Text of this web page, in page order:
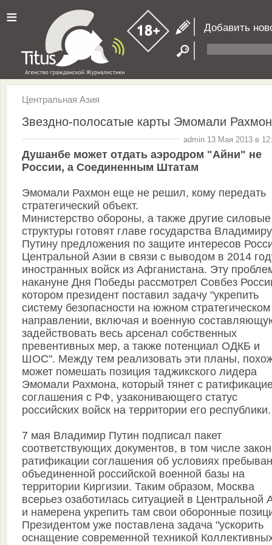
≡ Добавить
Центральная Азия
Звездно-полосатые карты Эмомали
admin 13 Мая 2013 в
Душанбе может отдать аэродром "Айни" не
России, а Соединенным Штатам
Эмомали Рахмон еще не решил, кому передать
стратегический объект.
Министерство обороны, а также другие силовые
структуры готовят главе государства Владимиру
Путину предложения по защите интересов
Центральной Азии в связи с выводом в 2014
иностранных войск из Афганистана. Эту
накануне Дня Победы рассмотрел Совбез
котором президент поставил задачу "укрепить
систему безопасности на южном стратегическом
направлении, включая и военную
задействовать весь арсенал собственных
превентивных мер, а также потенциал ОДКБ и
ШОС". Между тем реализовать эти планы,
может помешать позиция таджикского лидера
Эмомали Рахмона, который тянет с
соглашения с РФ, узаконивающего статус
российских войск на территории его республики.
7 мая Владимир Путин подписал пакет
соответствующих документов, в том числе
ратификации соглашения об условиях
объединенной российской военной базы на
территории Киргизии. Таким образом, Москва
всерьез озаботилась ситуацией в Центральной
и намерена укрепить там свои оборонные
Президентом уже поставлена задача "ускорить
оснащение современной техникой